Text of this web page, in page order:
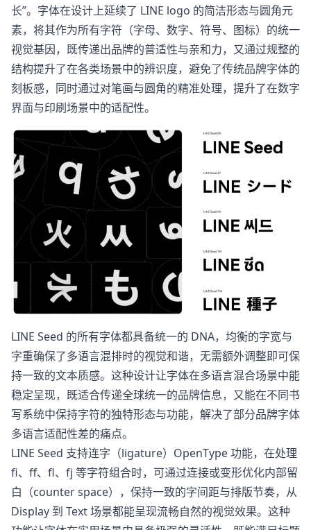
长”。字体在设计上延续了 LINE logo 的简洁形态与圆角元
素，将其作为所有字符（字母、数字、符号、图标）的统一
视觉基因，既传递出品牌的普适性与亲和力，又通过规整的
结构提升了在各类场景中的辨识度，避免了传统品牌字体的
刻板感，同时通过对笔画与圆角的精准处理，提升了在数字
界面与印刷场景中的适配性。
LINE Seed 的所有字体都具备统一的 DNA，均衡的字宽与
字重确保了多语言混排时的视觉和谐，无需额外调整即可保
持一致的文本质感。这种设计让字体在多语言混合场景中能
稳定呈现，既适合传递全球统一的品牌信息，又能在不同书
写系统中保持字符的独特形态与功能，解决了部分品牌字体
多语言适配性差的痛点。
LINE Seed 支持连字（ligature）OpenType 功能，在处理
fi、ff、fl、fj 等字符组合时，可通过连接或变形优化内部留
白（counter space），保持一致的字间距与排版节奏，从
Display 到 Text 场景都能呈现流畅自然的视觉效果。这种